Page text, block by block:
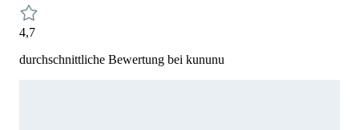
4,7
durchschnittliche Bewertung bei kununu